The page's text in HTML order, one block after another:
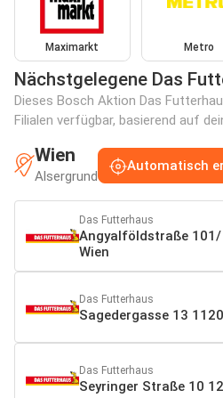
Maximarkt Metro
Nächstgelegene Das
Dieses Bosch Aktion Das
Filialen verfügbar, basierend auf
Wien
Alsergrund
Automatisch
Das Futterhaus
Angyalföldstraße 101/
Wien
Das Futterhaus
Sagedergasse 13
Das Futterhaus
Seyringer Straße 10